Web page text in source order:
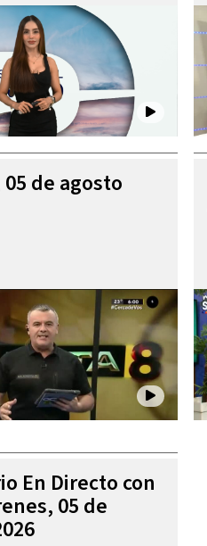
de agosto
En Directo con
05 de